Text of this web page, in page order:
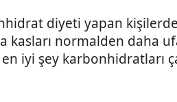
diyeti yapan
kasları normalden daha
iyi şey karbonhidratları